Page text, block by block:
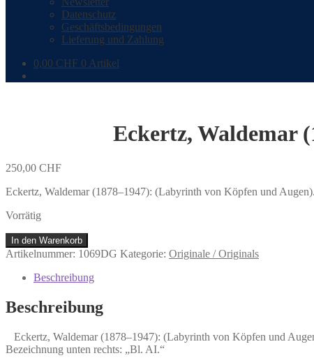
Datenschutz
Geschäftsbedingungen
Lieferung und Zahlung
0,00 CHF 0 Artikel
Eckertz, Waldemar
250,00 CHF
Eckertz, Waldemar (1878–1947): (Labyrinth von Köpfen und Augen).
Vorrätig
Eckertz,
Waldemar
1947):
von
Köpfen
Augen).
Menge
In den Warenkorb
Artikelnummer: 1069DG Kategorie: Originale / Originals
Beschreibung
Beschreibung
Eckertz, Waldemar (1878–1947): (Labyrinth von Köpfen und
Bezeichnung unten rechts: „Bl. AI.“